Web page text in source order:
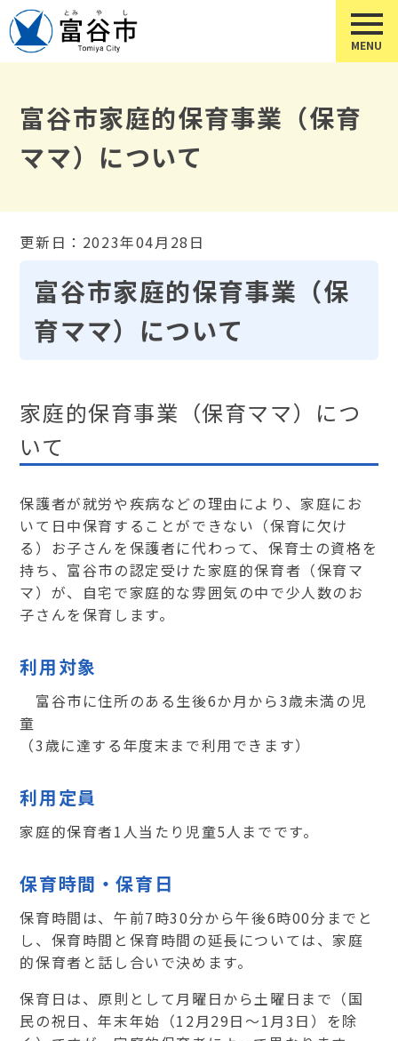
富谷市家庭的保育事業（保育
ママ）について
更新日：2023年04月28日
富谷市家庭的保育事業（保
育ママ）について
家庭的保育事業（保育ママ）につ
いて
保護者が就労や疾病などの理由により、家庭にお
いて日中保育することができない（保育に欠け
る） お子さんを保護者に代わって、保育士の資格を
持ち、富谷市の認定受けた家庭的保育者（保育マ
マ） が、自宅で家庭的な雰囲気の中で少人数のお
子さんを保育します。
利用対象
富谷市に住所のある生後6か月から3歳未満の児
童
（3歳に達する年度末まで利用できます）
利用定員
家庭的保育者1人当たり児童5人までです。
保育時間・保育日
保育時間は、午前7時30分から午後6時00分までと
し、保育時間と保育時間の延長については、家庭
的保育者と話し合いで決めます。
保育日は、原則として月曜日から土曜日まで（国
民の祝日、年末年始（12月29日～1月3日）を除